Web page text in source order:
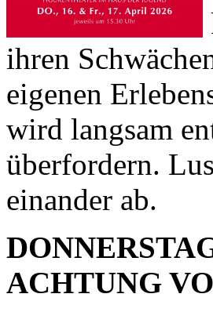
ihren
eigenen
wird langsam
überfordern.
einander ab.
ACHTUNG